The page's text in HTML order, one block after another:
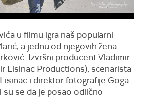
u filmu igra naš popularni
a jednu od njegovih žena
Izvršni producent Vladimir
Lisinac Productions), scenarista
i direktor fotografije Goga
su se da je posao odlično